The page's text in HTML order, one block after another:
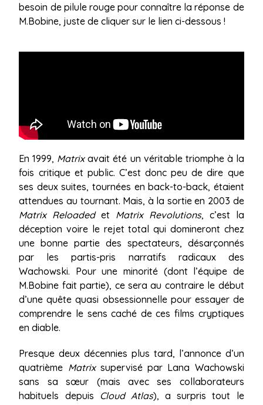
besoin de pilule rouge pour connaître la réponse de
M.Bobine, juste de cliquer sur le lien ci-dessous !
En 1999, Matrixavait été un véritable triomphe à la
fois critique et public. C’est donc peu de dire que
ses deux suites, tournées en back-to-back, étaient
attendues au tournant. Mais, à la sortie en 2003 de
Matrix Reloadedet Matrix Revolutions, c’est la
déception voire le rejet total qui domineront chez
une bonne partie des spectateurs, désarçonnés
par les partis-pris narratifs radicaux des
Wachowski. Pour une minorité (dont l’équipe de
M.Bobine fait partie), ce sera au contraire le début
d’une quête quasi obsessionnelle pour essayer de
comprendre le sens caché de ces films cryptiques
en diable.
Presque deux décennies plus tard, l’annonce d’un
quatrième Matrixsupervisé par Lana Wachowski
sans sa sœur (mais avec ses collaborateurs
habituels depuis
Cloud Atlas), a surpris tout le